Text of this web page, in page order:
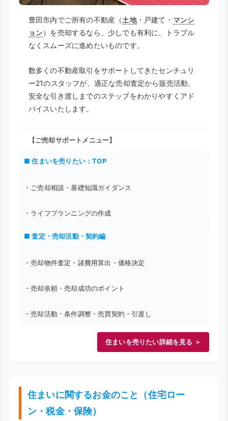
豊田市内でご所有の不動産（土地・戸建て・ マンシ
ョン）を売却するなら、少しでも有利に、トラブル
なくスムーズに進めたいものです。
数多くの不動産取引をサポートしてきたセンチュリ
ー21のスタッフが、適正な売却査定から販売活動、
安全な引き渡しまでのステップをわかりやすくアド
バイスいたします。
【ご売却サポートメニュー】
■ 住まいを売りたい：TOP
・ご売却相談・基礎知識ガイダンス
・ライフプランニングの作成
■ 査定・売却活動・契約編
・売却物件査定・諸費用算出・価格決定
・売却依頼・売却成功のポイント
・売却活動・条件調整・売買契約・引渡し
住まいを売りたい詳細を見る ＞
住まいに関するお金のこと（住宅ロー
ン・税金・保険）